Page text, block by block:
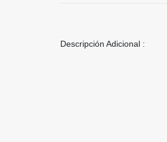
Descripción Adicional :